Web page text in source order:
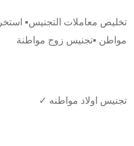
تخليص معاملات التجنيس▪️
مواطن ▪️تجنيس زوج مواطنة
✓ تجنيس اولاد مواطنه